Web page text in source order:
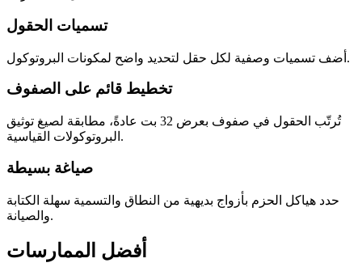
تسميات الحقول
أضف تسميات وصفية لكل حقل لتحديد واضح لمكونات البروتوكول.
تخطيط قائم على الصفوف
تُرتّب الحقول في صفوف بعرض 32 بت عادةً، مطابقة لصيغ توثيق
البروتوكولات القياسية.
صياغة بسيطة
حدد هياكل الحزم بأزواج بديهية من النطاق والتسمية سهلة الكتابة
والصيانة.
أفضل الممارسات